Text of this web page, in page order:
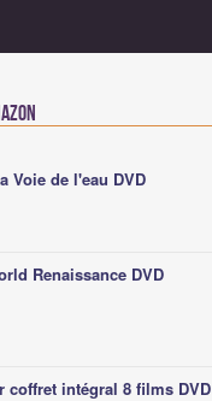
Voie de l'eau DVD
Renaissance DVD
coffret intégral 8 films DVD